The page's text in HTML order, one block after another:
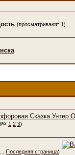
(просматривают: 1)
Сказка Унтер
1 2 3)
Последняя страница)